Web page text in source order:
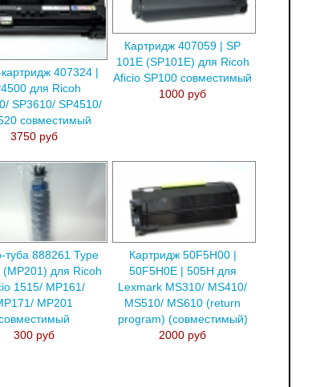
407324 |
для Ricoh
SP3610/ SP4510/
совместимый
3750 руб
Картридж 407059 | SP
101E (SP101E) для Ricoh
Aficio SP100 совместимый
1000 руб
туба 888261 Type
(MP201) для Ricoh
1515/ MP161/
MP201
300 руб
Картридж 50F5H00 |
50F5H0E | 505H для
Lexmark MS310/ MS410/
MS510/ MS610 (return
program) (совместимый)
2000 руб